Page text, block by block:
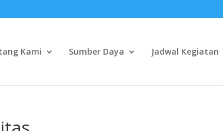
Kami Sumber Daya Jadwal Kegiatan